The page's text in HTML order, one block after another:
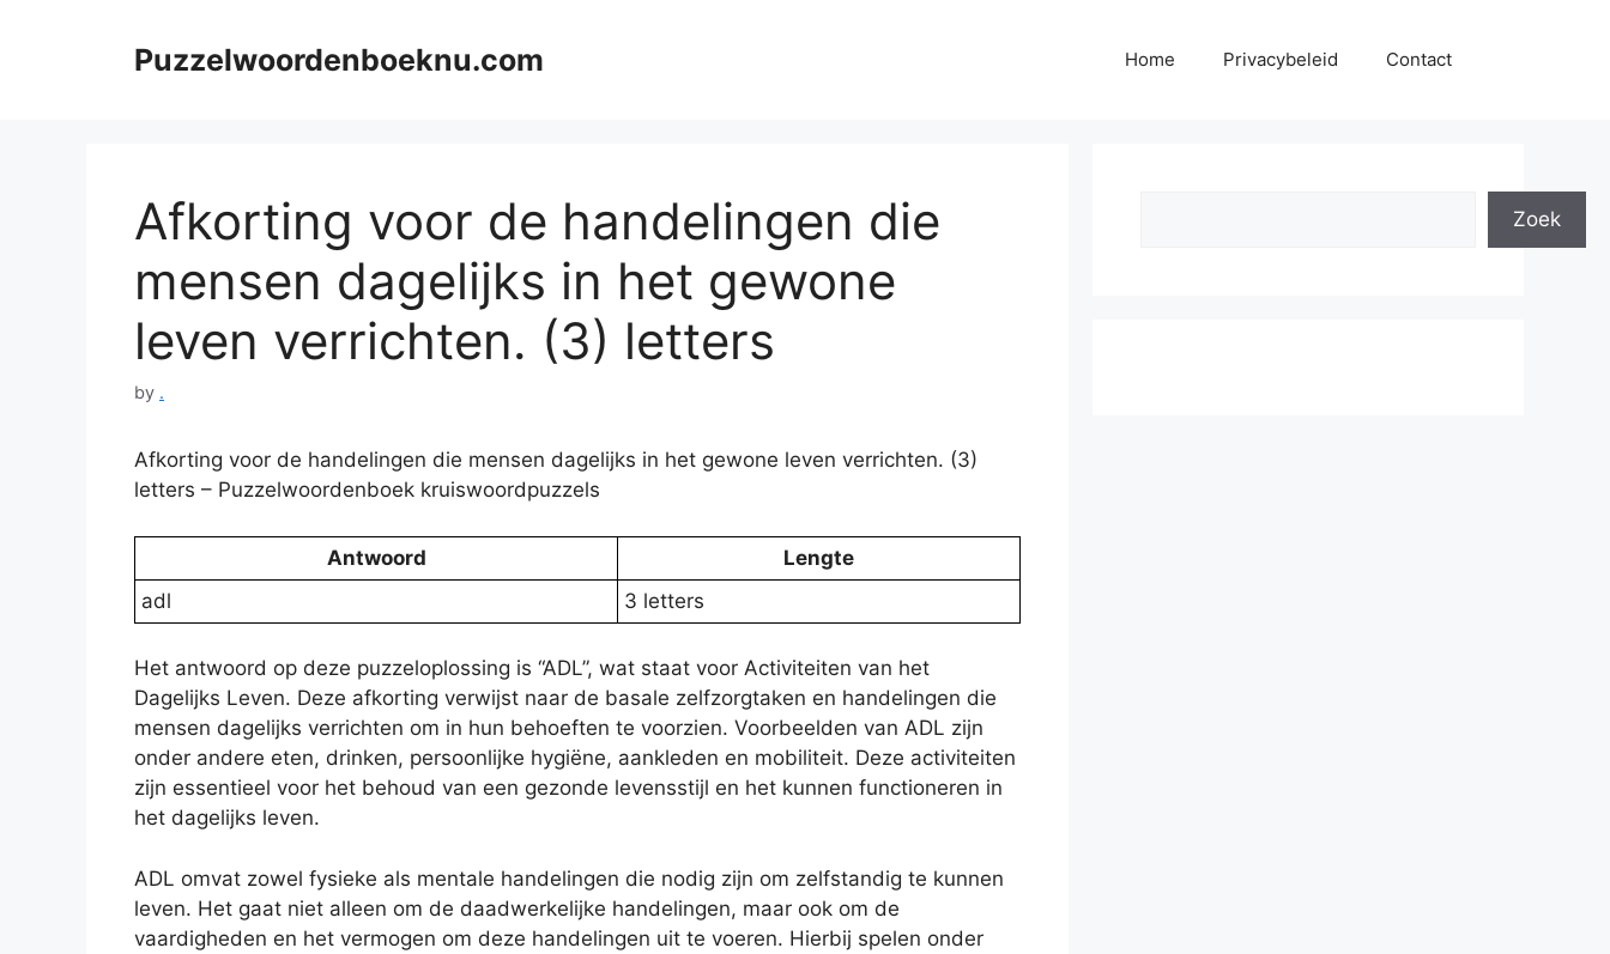
Puzzelwoordenboeknu.com Home Privacybeleid Contact
Afkorting voor de handelingen die
mensen dagelijks in het gewone
leven verrichten. (3) letters
by .
Afkorting voor de handelingen die mensen dagelijks in het gewone leven verrichten. (3)
letters – Puzzelwoordenboek kruiswoordpuzzels
Antwoord
Lengte
adl
3 letters
Het antwoord op deze puzzeloplossing is “ADL”, wat staat voor Activiteiten van het
Dagelijks Leven. Deze afkorting verwijst naar de basale zelfzorgtaken en handelingen die
mensen dagelijks verrichten om in hun behoeften te voorzien. Voorbeelden van ADL zijn
onder andere eten, drinken, persoonlijke hygiëne, aankleden en mobiliteit. Deze activiteiten
zijn essentieel voor het behoud van een gezonde levensstijl en het kunnen functioneren in
het dagelijks leven.
ADL omvat zowel fysieke als mentale handelingen die nodig zijn om zelfstandig te kunnen
leven. Het gaat niet alleen om de daadwerkelijke handelingen, maar ook om de
vaardigheden en het vermogen om deze handelingen uit te voeren. Hierbij spelen onder
Zoek